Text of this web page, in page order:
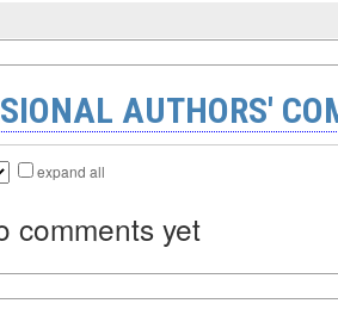
AUTHORS'
expand all
comments yet